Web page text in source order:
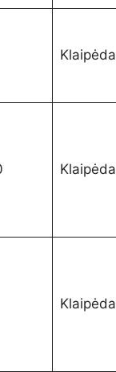
Klaipėda
Klaipėda
Klaipėda